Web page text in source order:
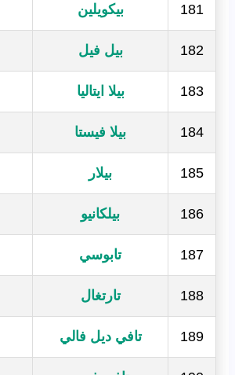
181 بيكويلين
182 بيل فيل
183 بيلا ايتاليا
184 بيلا فيستا
185 بيلار
186 بيلكانيو
187 تابوسي
188 تارتغال
189 تافي ديل فالي